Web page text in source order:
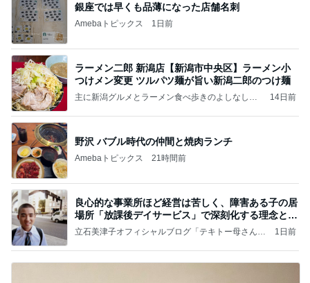
銀座では早くも品薄になった店舗名刺
Amebaトピックス 1日前
ラーメン二郎 新潟店【新潟市中央区】ラーメン小
つけメン変更 ツルパツ麺が旨い新潟二郎のつけ麺
主に新潟グルメとラーメン食べ歩きのよしなしご
14日前
野沢 バブル時代の仲間と焼肉ランチ
Amebaトピックス 21時間前
良心的な事業所ほど経営は苦しく、障害ある子の居
場所「放課後デイサービス」で深刻化する理念と現
実の
立石美津子オフィシャルブログ「テキトー母さんの
1日前